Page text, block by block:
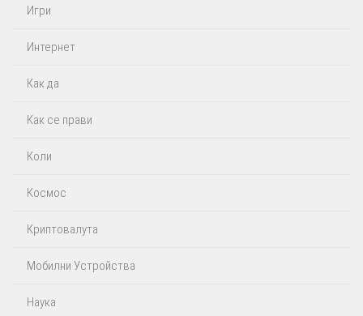
Игри
Интернет
Как да
Как се прави
Коли
Космос
Криптовалута
Мобилни Устройства
Наука